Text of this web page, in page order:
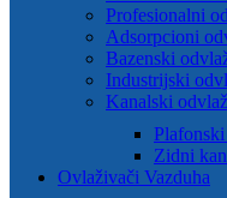
Profesionalni
Adsorpcioni
Bazenski
Industrijski
Kanalski
Zidni
Ovlaživači Vazduha